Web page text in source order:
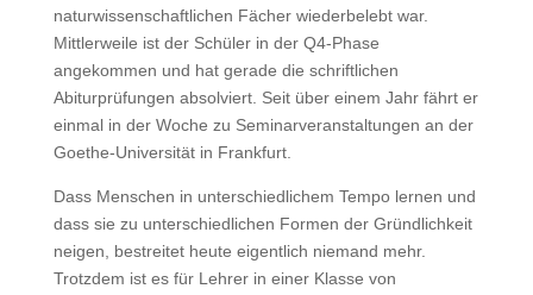
naturwissenschaftlichen Fächer wiederbelebt war.
Mittlerweile ist der Schüler in der Q4-Phase
angekommen und hat gerade die schriftlichen
Abiturprüfungen absolviert. Seit über einem Jahr fährt er
einmal in der Woche zu Seminarveranstaltungen an der
Goethe-Universität in Frankfurt.
Dass Menschen in unterschiedlichem Tempo lernen und
dass sie zu unterschiedlichen Formen der Gründlichkeit
neigen, bestreitet heute eigentlich niemand mehr.
Trotzdem ist es für Lehrer in einer Klasse von